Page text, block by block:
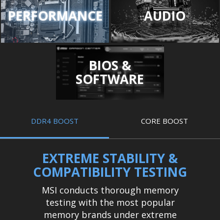
PERFORMANCE AUDIO
BIOS &
SOFTWARE
DDR4 BOOST CORE BOOST
EXTREME STABILITY &
COMPATIBILITY TESTING
MSI conducts thorough memory
testing with the most popular
memory brands under extreme